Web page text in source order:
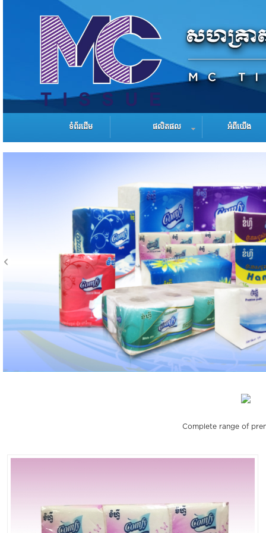
ទំព័រដើម ផលិតផល អំពីយើង
Complete range of